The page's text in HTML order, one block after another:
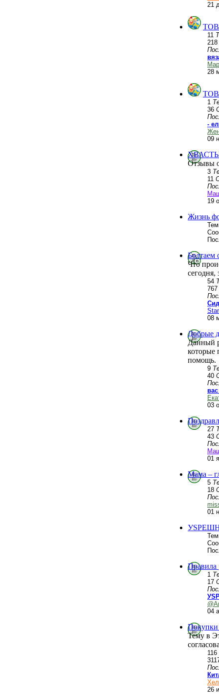
21
11
218
28
1
36
-
09
Отзывы
3
11
19
Жизнь
Болтаем
Что
сегодня,
54
767
08
Добрые
Данный
которые
помощь.
9
40
03
27
43
01
Мама –
5
18
01
1
17
04
Покупки
Тему в
116
26